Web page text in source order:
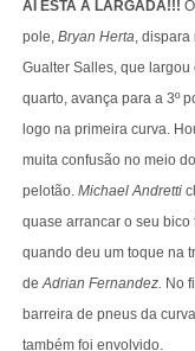
AÍ ESTA A LARGADA!!! O
pole, Bryan Herta , dispara
Gualter Salles, que largou
quarto, avança para a 3º
logo na primeira curva.
muita confusão no meio do
pelotão. Michael Andretti
quase arrancar o seu bico
quando deu um toque na
de Adrian Fernandez. No
barreira de pneus da
também foi envolvido.